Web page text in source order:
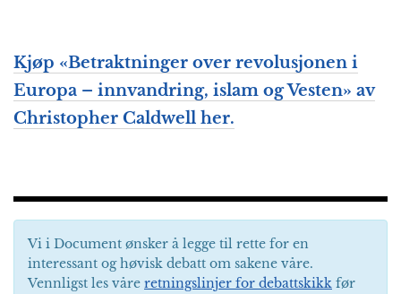
Kjøp «Betraktninger over revolusjonen i
Europa – innvandring, islam og Vesten» av
Christopher Caldwell her.
Vi i Document ønsker å legge til rette for en
interessant og høvisk debatt om sakene våre.
Vennligst les våre retningslinjer for debattskikk før